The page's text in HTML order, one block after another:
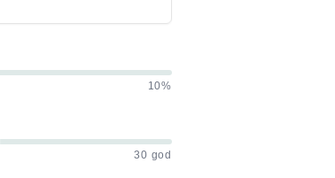
10%
30 god